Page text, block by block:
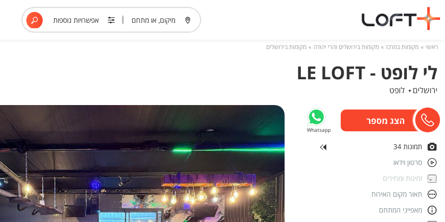
מיקום, או מתחם אפשרויות נוספות
ראשי מקומות במרכז מקומות בירושלים והרי יהודה מקומות בירושלים
לי לופט - LE LOFT
ירושלים לופט
Whatsapp
תמונות 34
סרטון וידאו
זמינות ומחירים
תאור מקום האירוח
מאפייני המתחם